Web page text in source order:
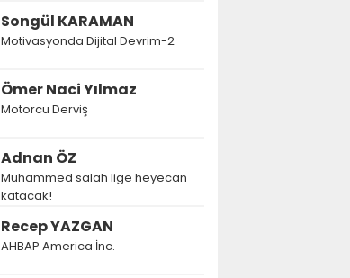
Songül KARAMAN
Motivasyonda Dijital Devrim-2
Ömer Naci Yılmaz
Motorcu Derviş
Adnan ÖZ
Muhammed salah lige heyecan
katacak!
Recep YAZGAN
AHBAP America İnc.